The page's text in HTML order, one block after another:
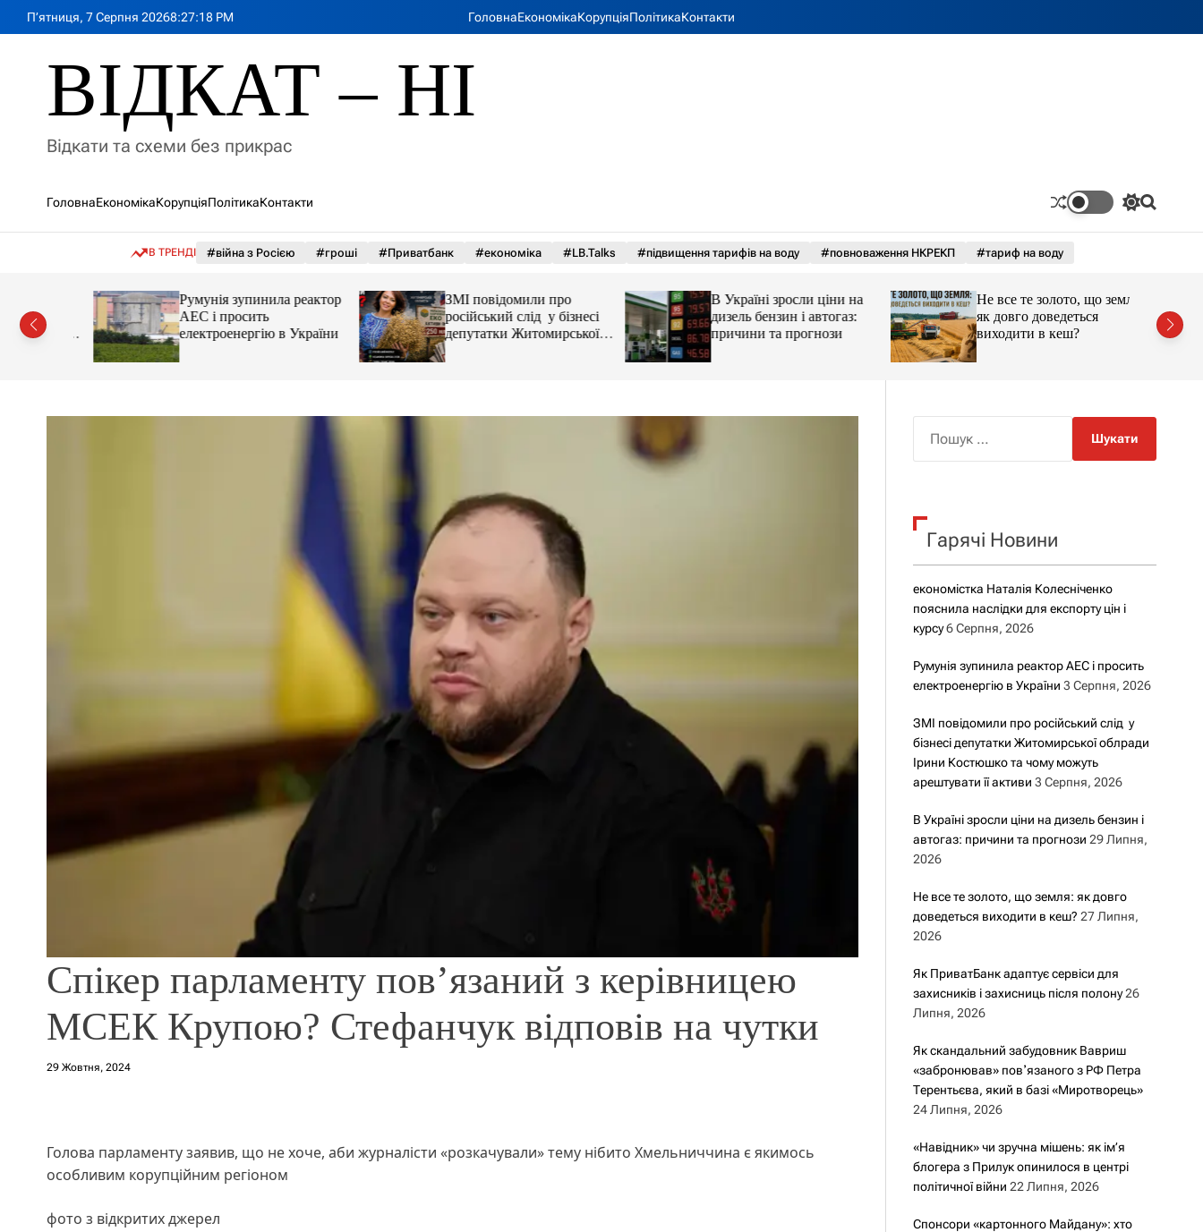
П’ятниця, 7 Серпня 20268:27:20 PM ГоловнаЕкономікаКорупціяПолітикаКонтакти
ВІДКАТ – НІ
Відкати та схеми без прикрас
ГоловнаЕкономікаКорупціяПолітикаКонтакти
П
к
р
о
у
П
В ТРЕНДІ #війна з Росією #гроші #Приватбанк #економіка #LB.Talks #підвищення тарифів на воду #повноваження НКРЕКП #тариф на воду
цін і
Румунія зупинила реактор
АЕС і просить
електроенергію в України
ЗМІ повідомили про
російський слід у бізнесі
депутатки Житомирської
облради Ірини Костюшко
та чому можуть арештувати
В Україні зросли ціни на
дизель бензин і автогаз:
причини та прогнози
Не все те золото, що земля:
як довго доведеться
виходити в кеш?
Спікер парламенту пов’язаний з керівницею
МСЕК Крупою? Стефанчук відповів на чутки
29 Жовтня, 2024
Голова парламенту заявив, що не хоче, аби журналісти «розкачували» тему нібито Хмельниччина є якимось
особливим корупційним регіоном
фото з відкритих джерел
к
Гарячі Новини
економістка Наталія Колесніченко
пояснила наслідки для експорту цін і
курсу 6 Серпня, 2026
Румунія зупинила реактор АЕС і просить
електроенергію в України 3 Серпня, 2026
ЗМІ повідомили про російський слід у
бізнесі депутатки Житомирської облради
Ірини Костюшко та чому можуть
арештувати її активи 3 Серпня, 2026
В Україні зросли ціни на дизель бензин і
автогаз: причини та прогнози 29 Липня,
2026
Не все те золото, що земля: як довго
доведеться виходити в кеш? 27 Липня,
2026
Як ПриватБанк адаптує сервіси для
захисників і захисниць після полону 26
Липня, 2026
Як скандальний забудовник Вавриш
«забронював» повʼязаного з РФ Петра
Терентьєва, який в базі «Миротворець»
24 Липня, 2026
«Навідник» чи зручна мішень: як ім’я
блогера з Прилук опинилося в центрі
політичної війни 22 Липня, 2026
Спонсори «картонного Майдану»: хто